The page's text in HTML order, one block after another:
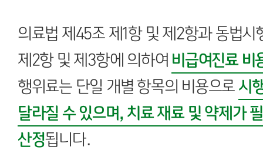
의료법 제45조 제1항 및 제2항과 동법
제2항 및 제3항에 의하여 비급여진료 비
행위료는 단일 개별 항목의 비용으로 시
달라질 수 있으며, 치료 재료 및 약제가
산정됩니다.